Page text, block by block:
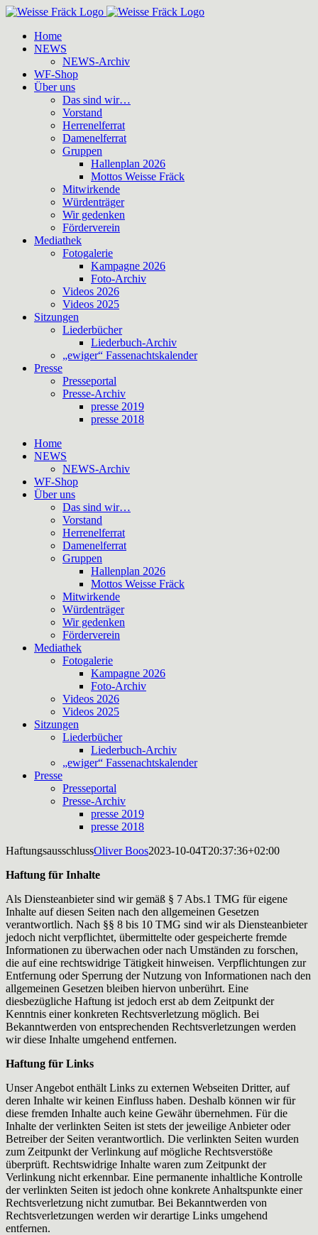
Zum
springenHome
NEWS
NEWS-Archiv
WF-Shop
Über uns
Das sind wir…
Vorstand
Herrenelferrat
Damenelferrat
Gruppen
Hallenplan 2026
Mottos Weisse Fräck
Mitwirkende
Würdenträger
Wir gedenken
Förderverein
Mediathek
Fotogalerie
Kampagne 2026
Foto-Archiv
Videos 2026
Videos 2025
Sitzungen
Liederbücher
Liederbuch-Archiv
„ewiger“ Fassenachtskalender
Presse
Presseportal
Presse-Archiv
presse 2019
presse 2018
Home
NEWS
NEWS-Archiv
WF-Shop
Über uns
Das sind wir…
Vorstand
Herrenelferrat
Damenelferrat
Gruppen
Hallenplan 2026
Mottos Weisse Fräck
Mitwirkende
Würdenträger
Wir gedenken
Förderverein
Mediathek
Fotogalerie
Kampagne 2026
Foto-Archiv
Videos 2026
Videos 2025
Sitzungen
Liederbücher
Liederbuch-Archiv
„ewiger“ Fassenachtskalender
Presse
Presseportal
Presse-Archiv
presse 2019
presse 2018
HaftungsausschlussOliver Boos2023-10-04T20:37:36+02:00
Haftung für Inhalte
Als Diensteanbieter sind wir gemäß § 7 Abs.1 TMG für eigene
Inhalte auf diesen Seiten nach den allgemeinen Gesetzen
verantwortlich. Nach §§ 8 bis 10 TMG sind wir als Diensteanbieter
jedoch nicht verpflichtet, übermittelte oder gespeicherte fremde
Informationen zu überwachen oder nach Umständen zu forschen,
die auf eine rechtswidrige Tätigkeit hinweisen. Verpflichtungen zur
Entfernung oder Sperrung der Nutzung von Informationen nach den
allgemeinen Gesetzen bleiben hiervon unberührt. Eine
diesbezügliche Haftung ist jedoch erst ab dem Zeitpunkt der
Kenntnis einer konkreten Rechtsverletzung möglich. Bei
Bekanntwerden von entsprechenden Rechtsverletzungen werden
wir diese Inhalte umgehend entfernen.
Haftung für Links
Unser Angebot enthält Links zu externen Webseiten Dritter, auf
deren Inhalte wir keinen Einfluss haben. Deshalb können wir für
diese fremden Inhalte auch keine Gewähr übernehmen. Für die
Inhalte der verlinkten Seiten ist stets der jeweilige Anbieter oder
Betreiber der Seiten verantwortlich. Die verlinkten Seiten wurden
zum Zeitpunkt der Verlinkung auf mögliche Rechtsverstöße
überprüft. Rechtswidrige Inhalte waren zum Zeitpunkt der
Verlinkung nicht erkennbar. Eine permanente inhaltliche Kontrolle
der verlinkten Seiten ist jedoch ohne konkrete Anhaltspunkte einer
Rechtsverletzung nicht zumutbar. Bei Bekanntwerden von
Rechtsverletzungen werden wir derartige Links umgehend
entfernen.